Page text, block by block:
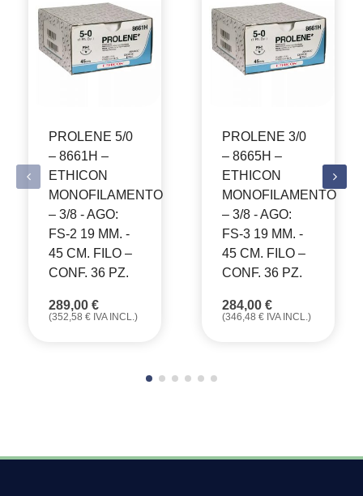
PROLENE 5/0
– 8661H –
ETHICON
MONOFILAMENTO
– 3/8 - AGO:
FS-2 19 MM. -
45 CM. FILO –
CONF. 36 PZ.
289,00 €
(352,58 € IVA INCL.)
PROLENE 3/0
– 8665H –
ETHICON
MONOFILAMENTO
– 3/8 - AGO:
FS-3 19 MM. -
45 CM. FILO –
CONF. 36 PZ.
284,00 €
(346,48 € IVA INCL.)